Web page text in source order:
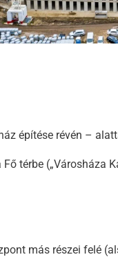
építése révén –
térbe („Városháza
más részei felé